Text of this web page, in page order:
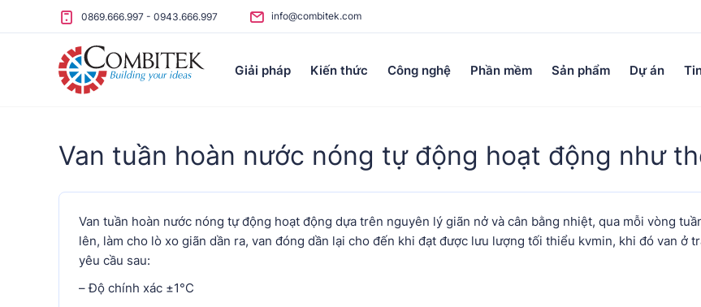
Skip to content
0869.666.997 - 0943.666.997 info@combitek.com
Giải pháp Kiến thức Công nghệ Phần mềm Sản phẩm Dự án
Van tuần hoàn nước nóng tự động hoạt động như
Van tuần hoàn nước nóng tự động hoạt động dựa trên nguyên lý giãn nở và cân bằng nhiệt, qua mỗi vòng
lên, làm cho lò xo giãn dần ra, van đóng dần lại cho đến khi đạt được lưu lượng tối thiểu kvmin, khi đó van ở
yêu cầu sau:
– Độ chính xác ±1°C